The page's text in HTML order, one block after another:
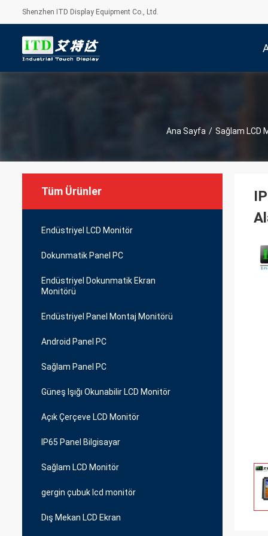
Shenzhen ITD Display Equipment Co., Ltd.
Ana Sayfa / Sağlam LCD
Tüm Ürünler
Endüstriyel LCD Monitör
Dokunmatik Panel PC
Endüstriyel Dokunmatik Ekran
Monitörü
Endüstriyel Panel Montaj Monitörü
Android Panel PC
Sağlam Panel PC
Güneş Işığı Okunabilir LCD Monitör
Açık Çerçeve LCD Monitör
IP65 Panel Bilgisayar
Sağlam LCD Monitör
gergin çubuk lcd monitör
Dış Mekan LCD Ekran